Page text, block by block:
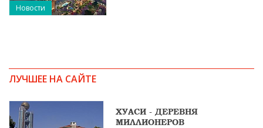
Новости
ЛУЧШЕЕ НА САЙТЕ
ХУАСИ - ДЕРЕВНЯ
МИЛЛИОНЕРОВ